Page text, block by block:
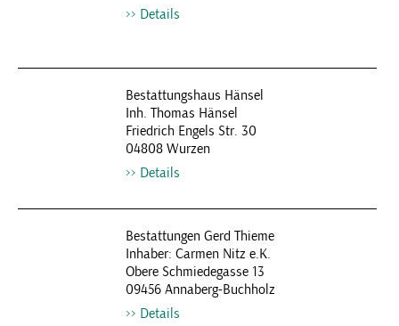
Details
Bestattungshaus Hänsel
Inh. Thomas Hänsel
Friedrich Engels Str. 30
04808 Wurzen
Details
Bestattungen Gerd Thieme
Inhaber: Carmen Nitz e.K.
Obere Schmiedegasse 13
09456 Annaberg-Buchholz
Details